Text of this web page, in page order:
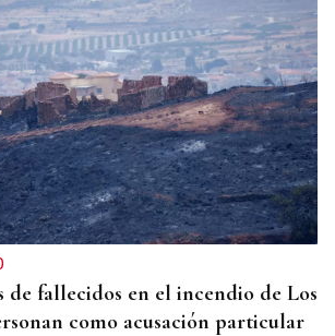
por violencia de género
su pareja con un robot aspirador
de fallecidos en el incendio de Los
como acusación particular